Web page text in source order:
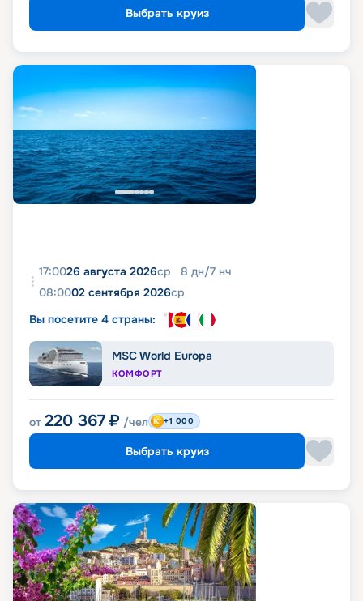
Выбрать круиз
17:0026 августа 2026ср 8 дн/7 нч
08:0002 сентября 2026ср
Вы посетите 4 страны:
MSC World Europa
КОМФОРТ
от 220 367 ₽ /чел +1 000
Выбрать круиз